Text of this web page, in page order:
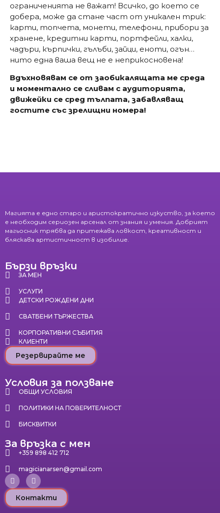
ограниченията не важат! Всичко, до което се
добера, може да стане част от уникален трик:
карти, топчета, монети, телефони, прибори за
хранене, кредитни карти, портфейли, халки,
чадъри, кърпички, гълъби, зайци, еноти, огън…
нито една ваша вещ не е неприкосновена!
Вдъхновявам се от заобикалящата ме среда
и моментално се сливам с аудиторията,
движейки се сред тълпата, забавляващ
гостите със зрелищни номера!
Магията е едно старо и аристократично изкуство, за което
е необходим сериозен арсенал от знания и умения. Добрият
магьосник трябва да притежава ловкост, креативност и
бляскава артистичност в изобилие.
Бързи връзки
ЗА МЕН
УСЛУГИ
ДЕТСКИ РОЖДЕНИ ДНИ
СВАТБЕНИ ТЪРЖЕСТВА
КОРПОРАТИВНИ СЪБИТИЯ
КЛИЕНТИ
Резервирайте ме
Условия за ползване
ОБЩИ УСЛОВИЯ
ПОЛИТИКИ НА ПОВЕРИТЕЛНОСТ
БИСКВИТКИ
За връзка с мен
+359 898 412 712
magicianarsen@gmail.com
Контакти